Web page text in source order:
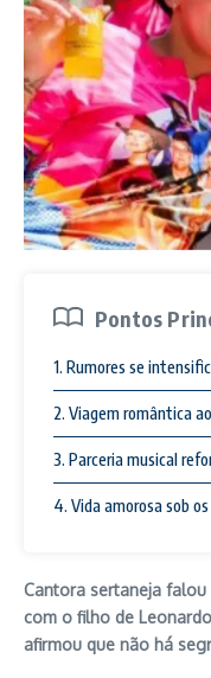
Pontos
1. Rumores se
2. Viagem romântica
3. Parceria musical
4. Vida amorosa sob
Cantora sertaneja
com o filho de
afirmou que não há